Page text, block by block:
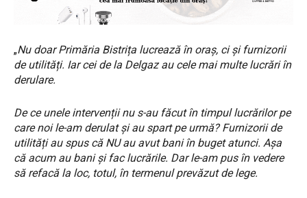
„Nu doar Primăria Bistrița lucrează în oraș, ci și furnizorii
de utilități. Iar cei de la Delgaz au cele mai multe lucrări în
derulare.
De ce unele intervenții nu s-au făcut în timpul lucrărilor pe
care noi le-am derulat și au spart pe urmă? Furnizorii de
utilități au spus că NU au avut bani în buget atunci. Așa
că acum au bani și fac lucrările. Dar le-am pus în vedere
să refacă la loc, totul, în termenul prevăzut de lege.